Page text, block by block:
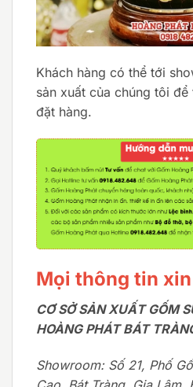
Khách hàng có thể tới
sản xuất của chúng tôi
đặt hàng.
Mọi thông tin
CƠ SỞ SẢN XUẤT GỐM
HOÀNG PHÁT BÁT
Showroom: Số 21, Phố